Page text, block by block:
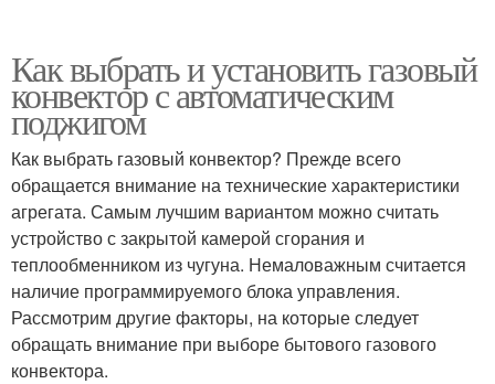
Как выбрать и установить газовый
конвектор с автоматическим
поджигом
Как выбрать газовый конвектор? Прежде всего
обращается внимание на технические характеристики
агрегата. Самым лучшим вариантом можно считать
устройство с закрытой камерой сгорания и
теплообменником из чугуна. Немаловажным считается
наличие программируемого блока управления.
Рассмотрим другие факторы, на которые следует
обращать внимание при выборе бытового газового
конвектора.